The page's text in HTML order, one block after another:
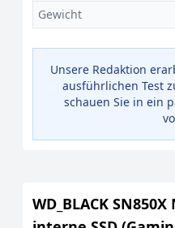
Gewicht
Unsere Redaktion
ausführlichen Test
schauen Sie in ein
WD_BLACK SN850X